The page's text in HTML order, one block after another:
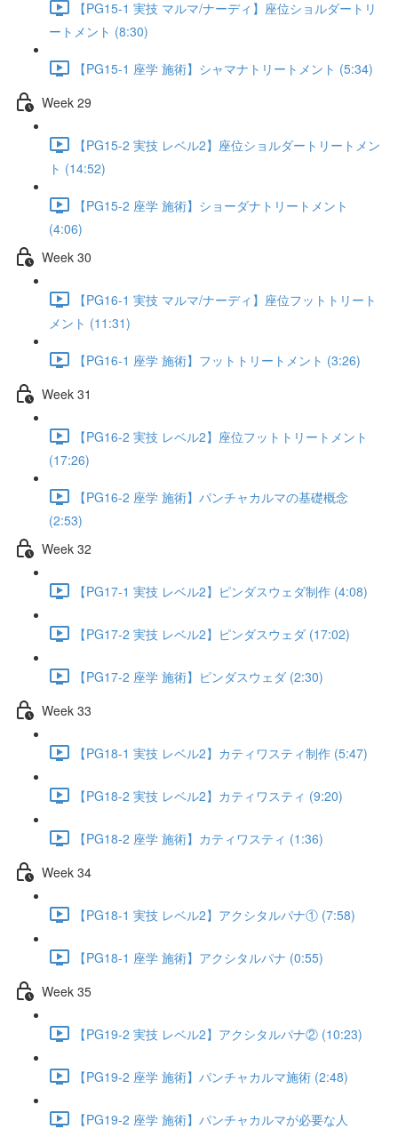
【PG15-1 実技 マルマ/ナーディ】座位ショルダートリ
ートメント (8:30)
【PG15-1 座学 施術】シャマナトリートメント (5:34)
Week 29
【PG15-2 実技 レベル2】座位ショルダートリートメン
ト (14:52)
【PG15-2 座学 施術】ショーダナトリートメント
(4:06)
Week 30
【PG16-1 実技 マルマ/ナーディ】座位フットトリート
メント (11:31)
【PG16-1 座学 施術】フットトリートメント (3:26)
Week 31
【PG16-2 実技 レベル2】座位フットトリートメント
(17:26)
【PG16-2 座学 施術】パンチャカルマの基礎概念
(2:53)
Week 32
【PG17-1 実技 レベル2】ピンダスウェダ制作 (4:08)
【PG17-2 実技 レベル2】ピンダスウェダ (17:02)
【PG17-2 座学 施術】ピンダスウェダ (2:30)
Week 33
【PG18-1 実技 レベル2】カティワスティ制作 (5:47)
【PG18-2 実技 レベル2】カティワスティ (9:20)
【PG18-2 座学 施術】カティワスティ (1:36)
Week 34
【PG18-1 実技 レベル2】アクシタルパナ① (7:58)
【PG18-1 座学 施術】アクシタルパナ (0:55)
Week 35
【PG19-2 実技 レベル2】アクシタルパナ② (10:23)
【PG19-2 座学 施術】パンチャカルマ施術 (2:48)
【PG19-2 座学 施術】パンチャカルマが必要な人